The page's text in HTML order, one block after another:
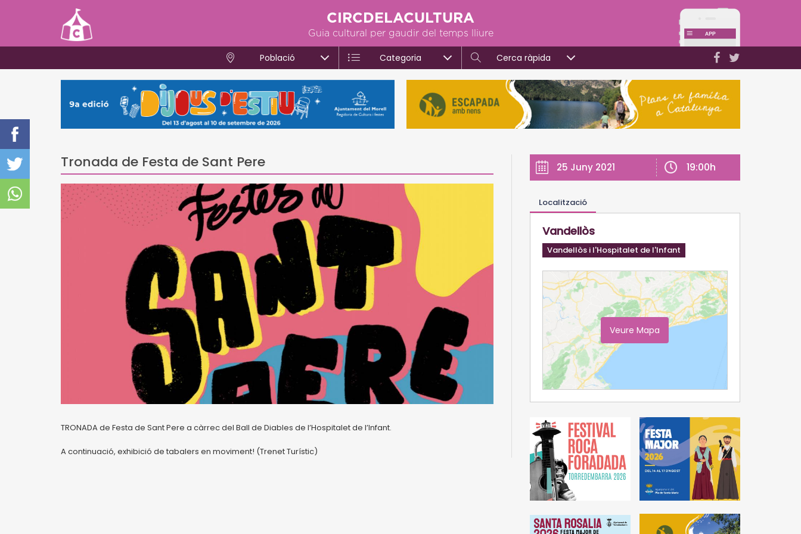
CIRCDELACULTURA
Guia cultural per gaudir del temps lliure
Població Categoria Cerca ràpida
Tronada de Festa de Sant Pere
TRONADA de Festa de Sant Pere a càrrec del Ball de Diables de l’Hospitalet de l’Infant.
A continuació, exhibició de tabalers en moviment! (Trenet Turístic)
25 Juny 2021 19:00h
Localització
Vandellòs
Vandellòs i l'Hospitalet de l'Infant
Veure Mapa